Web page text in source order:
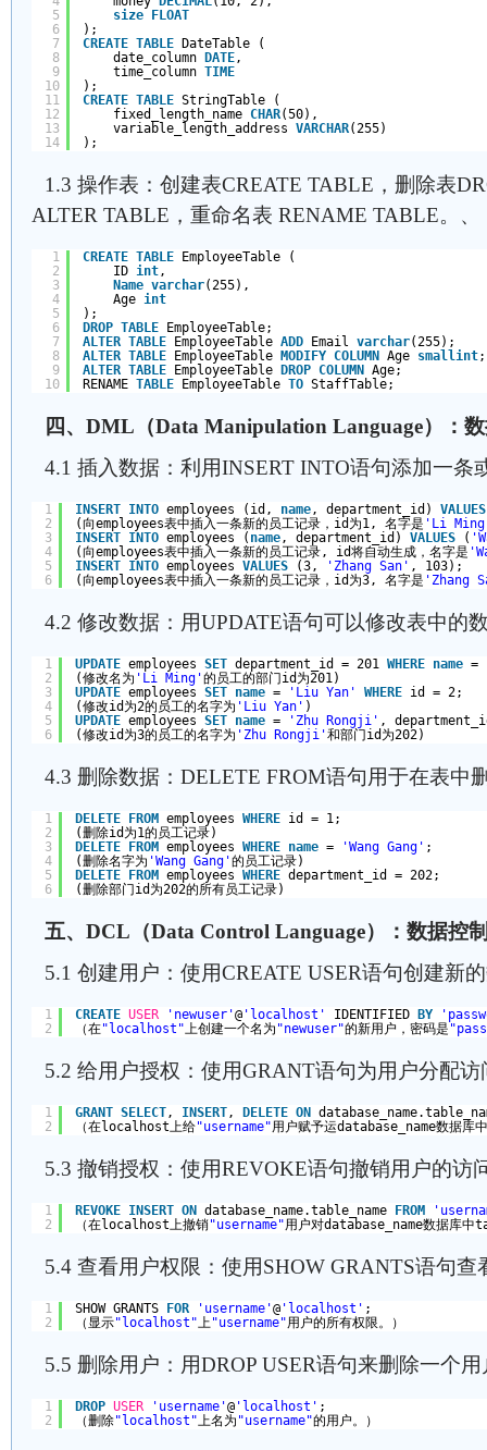
5
6
7
8
9
10
11
12
13
14
size
FLOAT
);
CREATE TABLE
DateTable (
date_column
DATE,
time_column TIME
);
CREATE TABLE StringTable (
fixed_length_name CHAR(50),
variable_length_address VARCHAR(255)
);
1.3 操作表：创建表CREATE TABLE，删除表
ALTER TABLE，重命名表 RENAME TABLE。、
1
2
3
4
5
6
7
8
9
10
CREATE TABLE
EmployeeTable (
ID int,
Name varchar(255),
Age int
);
DROP TABLE
EmployeeTable;
ALTER TABLE EmployeeTable ADD Email varchar(255);
ALTER TABLE EmployeeTable MODIFY COLUMN Age smallint;
ALTER TABLE EmployeeTable DROP COLUMN
Age;
RENAME TABLE EmployeeTable TO StaffTable;
四、DML（Data Manipulation Language）：
4.1 插入数据：利用INSERT INTO语句添加一条
1
2
3
4
5
6
INSERT INTO employees (id, name, department_id) VALUES
(向employees表中插入一条新的员工记录，id为1, 名字是 'Li
INSERT INTO employees ( name, department_id) VALUES (
(向employees表中插入一条新的员工记录, id将自动生成，名字是
INSERT INTO employees VALUES (3, 'Zhang San' ,
(向employees表中插入一条新的员工记录，id为3, 名字是 'Zhang
4.2 修改数据：用UPDATE语句可以修改表中的
1
2
3
4
5
6
UPDATE employees SET department_id = 201 WHERE name =
(修改名为 'Li Ming'的员工的部门id为201)
UPDATE employees SET name = 'Liu Yan' WHERE id
(修改id为2的员工的名字为 'Liu Yan' )
UPDATE employees SET name = 'Zhu Rongji' ,
(修改id为3的员工的名字为 'Zhu Rongji'和部门id为202)
4.3 删除数据：DELETE FROM语句用于在表中
1
2
3
4
5
6
DELETE FROM employees WHERE id = 1;
(删除id为1的员工记录)
DELETE
FROM employees WHERE name = 'Wang Gang'
(删除名字为 'Wang Gang'的员工记录)
DELETE
FROM employees WHERE department_id
(删除部门id为202的所有员工记录)
五、DCL（Data Control Language）：数据控
5.1 创建用户：使用CREATE USER语句创建新
1
2
CREATE USER 'newuser'@ 'localhost' IDENTIFIED BY
（在"localhost"上创建一个名为 "newuser"的新用户，密码是
5.2 给用户授权：使用GRANT语句为用户分配访
1
2
GRANT SELECT, INSERT, DELETE ON
（在localhost上给"username"用户赋予运database_name数据库
5.3 撤销授权：使用REVOKE语句撤销用户的访
1
2
REVOKE INSERT ON database_name.table_name FROM
（在localhost上撤销"username"用户对database_name数据库中
5.4 查看用户权限：使用SHOW GRANTS语句
1
2
SHOW GRANTS FOR 'username'@ 'localhost' ;
（显示"localhost"上"username"用户的所有权限。）
5.5 删除用户：用DROP USER语句来删除一个用
1
2
DROP USER 'username'@ 'localhost' ;
（删除"localhost"上名为 "username"的用户。）